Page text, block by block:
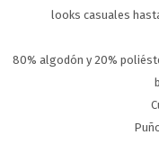
looks casuales
80% algodón y 20%